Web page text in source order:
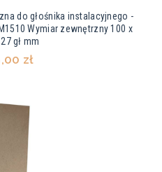
do głośnika instalacyjnego -
Wymiar zewnętrzny 100 x
gł mm
zł